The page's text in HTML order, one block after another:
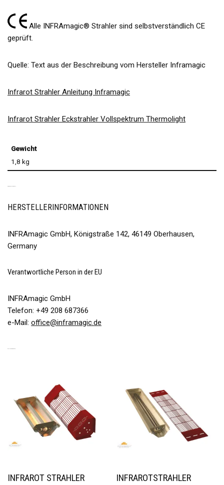
Alle INFRAmagic® Strahler sind selbstverständlich CE
geprüft.
Quelle: Text aus der Beschreibung vom Hersteller Inframagic
Infrarot Strahler Anleitung Inframagic
Infrarot Strahler Eckstrahler Vollspektrum Thermolight
Gewicht
1,8 kg
HERSTELLERINFORMATIONEN
INFRAmagic GmbH, Königstraße 142, 46149 Oberhausen,
Germany
Verantwortliche Person in der EU
INFRAmagic GmbH
Telefon: +49 208 687366
e-Mail: office@inframagic.de
INFRAROT STRAHLER
INFRAROTSTRAHLER